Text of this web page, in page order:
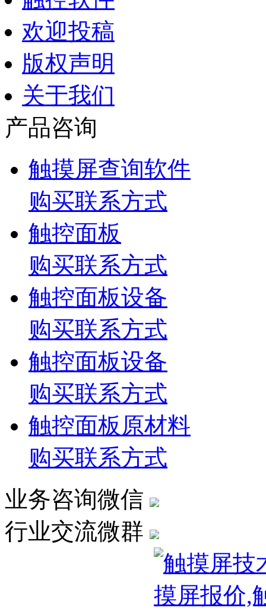
欢迎投稿
版权声明
关于我们
产品咨询
触摸屏查询软件
购买联系方式
触控面板
购买联系方式
触控面板设备
购买联系方式
触控面板设备
购买联系方式
触控面板原材料
购买联系方式
业务咨询微信
行业交流微群